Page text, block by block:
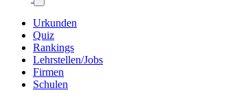
Urkunden
Quiz
Rankings
Lehrstellen/Jobs
Firmen
Schulen